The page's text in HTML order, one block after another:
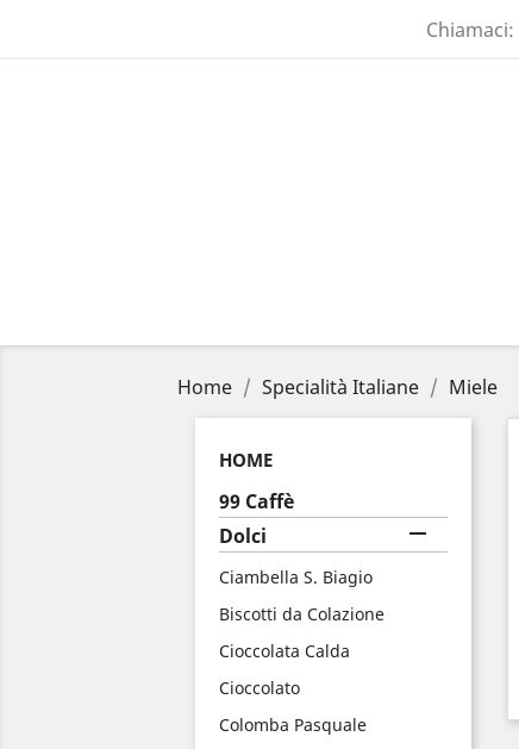
Chiamaci:
Home Specialità Italiane Miele
HOME
99 Caffè
Dolci

Ciambella S. Biagio
Biscotti da Colazione
Cioccolata Calda
Cioccolato
Colomba Pasquale